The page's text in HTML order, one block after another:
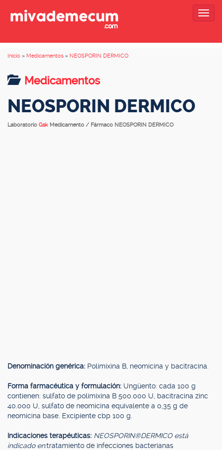
Inicio » Medicamentos » NEOSPORIN DERMICO
Medicamentos
NEOSPORIN DERMICO
Laboratorio Gsk Medicamento / Fármaco NEOSPORIN DERMICO
Denominación genérica: Polimixina B, neomicina y bacitracina.
Forma farmacéutica y formulación: Ungüento: cada 100 g
contienen: sulfato de polimixina B 500.000 U, bacitracina zinc
40.000 U, sulfato de neomicina equivalente a 0,35 g de
neomicina base. Excipiente cbp 100 g.
Indicaciones terapéuticas: NEOSPORIN®DERMICO está
indicado en:tratamiento de infecciones bacterianas